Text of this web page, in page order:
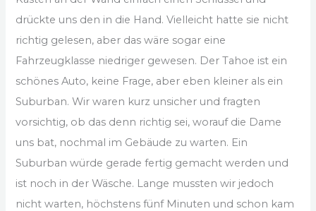
drückte uns den in die Hand. Vielleicht hatte sie nicht
richtig gelesen, aber das wäre sogar eine
Fahrzeugklasse niedriger gewesen. Der Tahoe ist ein
schönes Auto, keine Frage, aber eben kleiner als ein
Suburban. Wir waren kurz unsicher und fragten
vorsichtig, ob das denn richtig sei, worauf die Dame
uns bat, nochmal im Gebäude zu warten. Ein
Suburban würde gerade fertig gemacht werden und
ist noch in der Wäsche. Lange mussten wir jedoch
nicht warten, höchstens fünf Minuten und schon kam